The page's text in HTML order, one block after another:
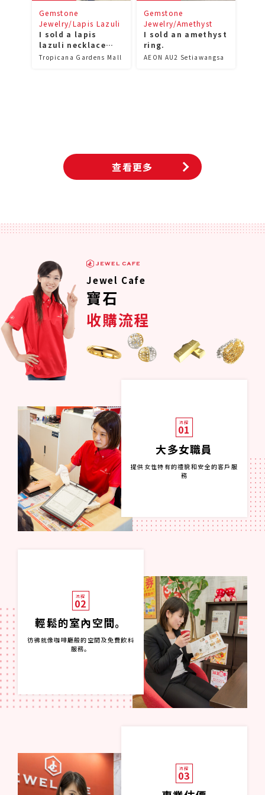
Gemstone
Jewelry/Lapis Lazuli
I sold a lapis
lazuli necklace
and earring set!
Tropicana Gardens Mall
Gemstone
Jewelry/Amethyst
I sold an amethyst
ring.
AEON AU2 Setiawangsa
查看更多
Jewel Cafe
寶石
收購流程
流程
01
大多女職員
提供女性特有的禮貌和安全的客戶服
務
流程
02
輕鬆的室內空間。
彷彿就像咖啡廳般的空間及免費飲料
服務。
流程
03